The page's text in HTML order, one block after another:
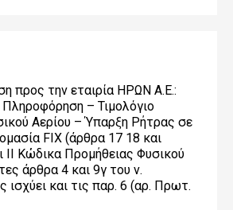
προς την εταιρία ΗΡΩΝ Α.Ε.:
– Τιμολόγιο
Αερίου – Ύπαρξη Ρήτρας σε
FIX (άρθρα 17 18 και
ΙΙ Κώδικα Προμήθειας Φυσικού
άρθρα 4 και 9γ του ν.
και τις παρ. 6 (αρ. Πρωτ.